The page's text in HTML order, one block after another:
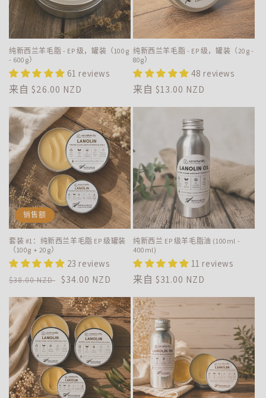
纯新西兰羊毛脂 - EP 级，罐装（100g
- 600g）
61 reviews
常
价
格
来自 $26.00 NZD
纯新西兰羊毛脂 - EP 级，罐装（20g -
80g）
48 reviews
常
来自 $13.00 NZD
销售额
套装 #1：纯新西兰羊毛脂 EP 级罐装
（100g + 20g）
23 reviews
常
价
格
$38.00 NZD
促
价
$34.00 NZD
纯新西兰 EP 级羊毛脂油 (100ml -
400ml)
11 reviews
常
价
格
来自 $31.00 NZD